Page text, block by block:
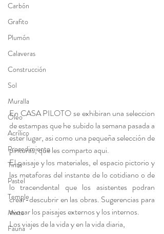
Carbón
Grafito
Plumón
Calaveras
Construcción
Sol
Muralla
Óleo
Acrílico
Procedimiento
Tinta
Pastel
Temple
Mixta
Fauna
En CASA PILOTO se exhibiran una seleccion
de estampas que he subido la semana pasada a
ester lugar, asi como una pequeña selección de
pinturas, que les comparto aqui.
El paisaje y los materiales, el espacio pictorio y
las metaforas del instante de lo cotidiano o de
lo tracendental que los asistentes podran
crear-descubrir en las obras. Sugerencias para
evocar los paisajes externos y los internos.
Los viajes de la vida y en la vida diaria,